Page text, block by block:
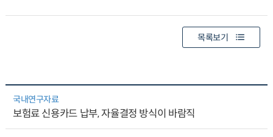
목록보기
국내연구자료
보험료 신용카드 납부, 자율결정 방식이 바람직